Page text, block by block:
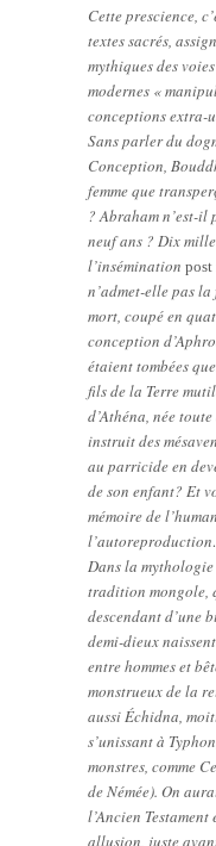
Cette prescience,
textes sacrés,
mythiques des
modernes «
conceptions extra-
Sans parler du
Conception,
femme que
? Abraham n’est-
neuf ans ? Dix
l’insémination post
n’admet-elle pas
mort, coupé en
conception
étaient tombées
fils de la Terre
d’Athéna, née
instruit des
au parricide en
de son enfant? Et
mémoire de
Dans la
tradition mongole,
descendant d’une
demi-dieux
entre hommes et
monstrueux de la
aussi Échidna,
s’unissant à
monstres, comme
de Némée). On
l’Ancien
allusion, juste